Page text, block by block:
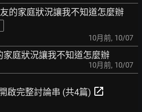
的家庭狀況讓我不知道怎麼辦
10月前, 10/07
家庭狀況讓我不知道怎麼辦
10月前, 10/07
啟完整討論串 (共4篇) open_in_new